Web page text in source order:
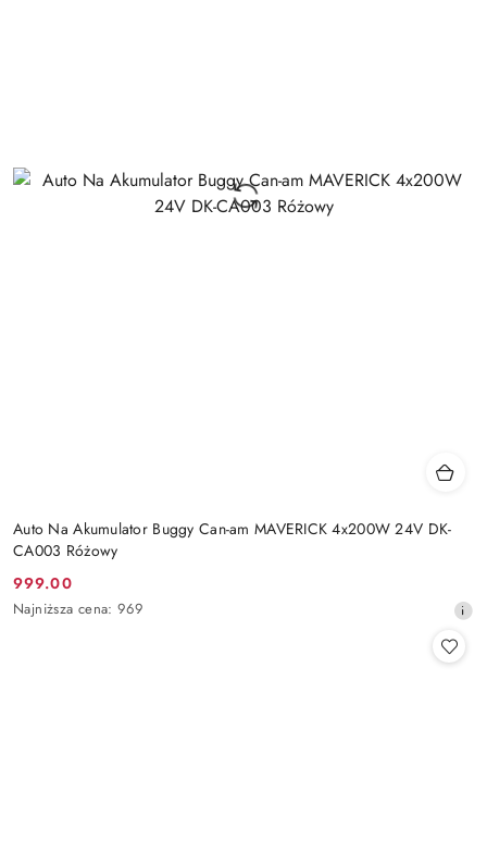
Auto Na Akumulator Buggy Can-am MAVERICK 4x200W 24V DK-
CA003 Różowy
Cena
promocyjna:
999.00
Najniższa
Najniższa cena: 969